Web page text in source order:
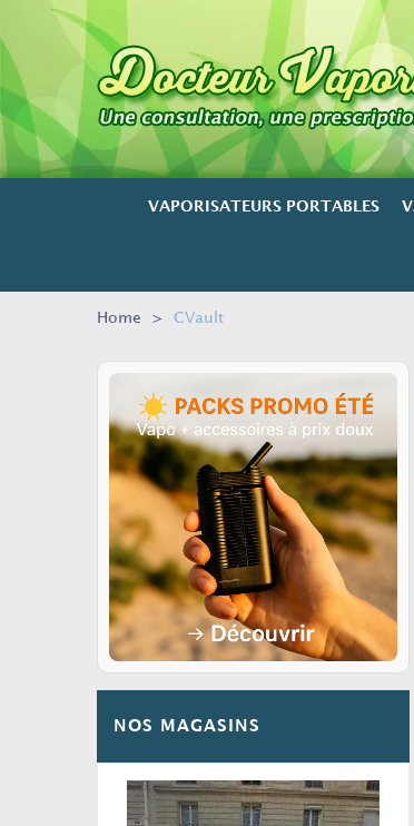
VAPORISATEURS PORTABLES
Home > CVault
NOS MAGASINS